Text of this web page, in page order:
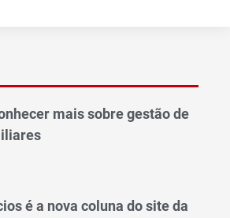
mais sobre gestão de
é a nova coluna do site da